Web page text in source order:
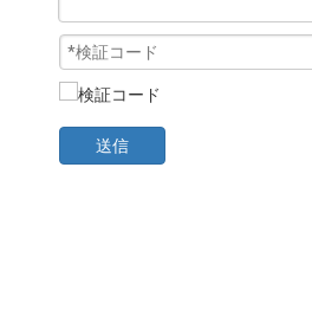
送信